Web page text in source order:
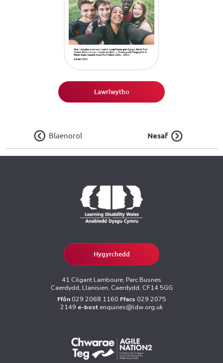
Lawrlwytho
Blaenorol Nesaf
Hygyrchedd
41 Cilgant Lamboure, Parc Busnes
Caerdydd, Llanisien, Caerdydd, CF14 5GG
Ffôn 029 2068 1160 Ffacs 029 2075
2149 e-bost enquiries@ldw.org.uk